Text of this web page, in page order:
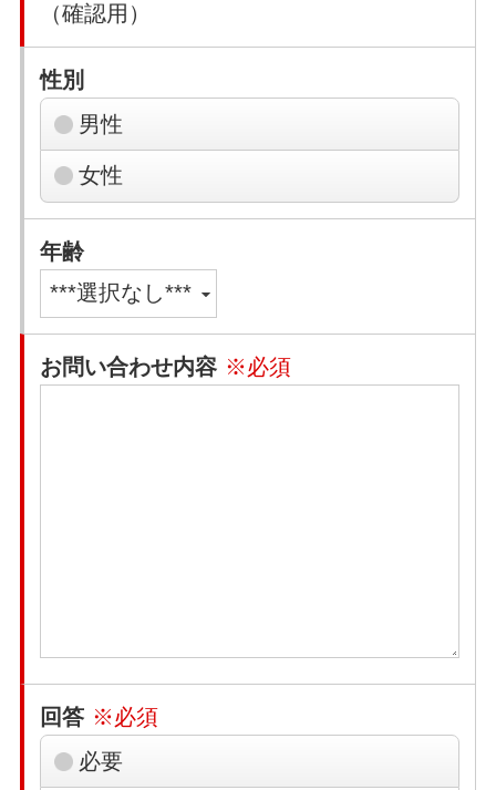
（確認用）
性別
男性
女性
年齢
お問い合わせ内容 ※必須
回答 ※必須
必要